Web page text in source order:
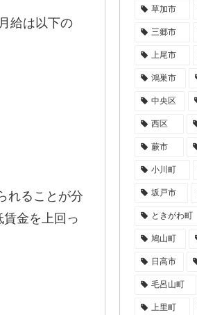
給は以下の
れることが分
金を上回っ
草加市
三郷市
上尾市
鴻巣市
中央区
西区
蕨市
小川町
坂戸市
ときがわ町
鳩山町
日高市
毛呂山町
上里町